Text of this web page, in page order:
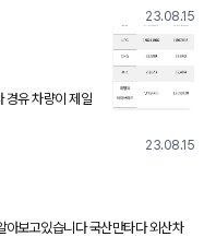
23.08.15
가 생각이
23.08.15
아보고있습니다 국산만타다 외산차